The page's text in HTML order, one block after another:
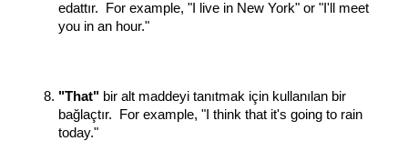
edattır.  For example, "I live in New York" or "I'll meet
you in an hour."
"That" bir alt maddeyi tanıtmak için kullanılan bir
bağlaçtır.  For example, "I think that it's going to rain
today."